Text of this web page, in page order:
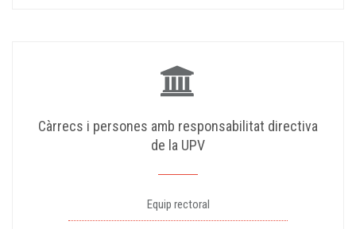
Càrrecs i persones amb responsabilitat directiva
de la UPV
Equip rectoral